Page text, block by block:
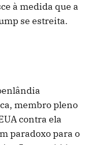
à medida que a
se estreita.
membro pleno
contra ela
paradoxo para o